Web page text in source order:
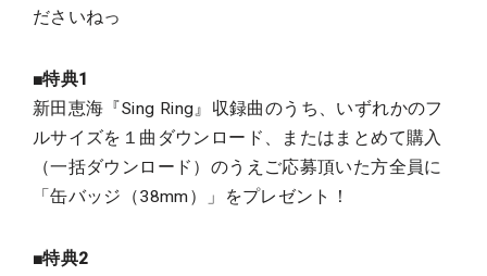
ださいねっ
■特典1
新田恵海『Sing Ring』収録曲のうち、いずれかのフ
ルサイズを１曲ダウンロード、またはまとめて購入
（一括ダウンロード）のうえご応募頂いた方全員に
「缶バッジ（38mm）」をプレゼント！
■特典2